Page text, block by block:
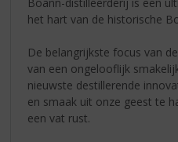
het hart van de historische
De belangrijkste focus van
van een ongelooflijk
nieuwste destillerende
en smaak uit onze geest te
een vat rust.